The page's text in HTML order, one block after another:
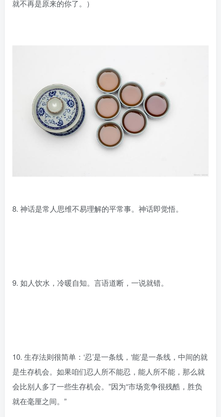
就不再是原来的你了。）
8. 神话是常人思维不易理解的平常事。神话即觉悟。
9. 如人饮水，冷暖自知。言语道断，一说就错。
10. 生存法则很简单：‘忍’是一条线，‘能’是一条线，中间的就
是生存机会。如果咱们忍人所不能忍，能人所不能，那么就
会比别人多了一些生存机会。”因为“市场竞争很残酷，胜负
就在毫厘之间。”